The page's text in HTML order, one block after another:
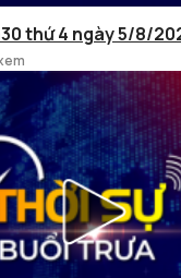
thứ 4 ngày 5/8/